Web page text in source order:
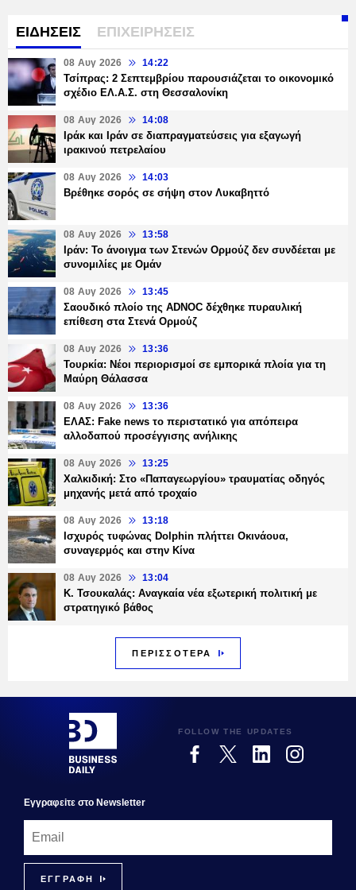
ΕΙΔΗΣΕΙΣ ΕΠΙΧΕΙΡΗΣΕΙΣ
08 Αυγ 2026 14:22
Τσίπρας: 2 Σεπτεμβρίου παρουσιάζεται το οικονομικό
σχέδιο ΕΛ.Α.Σ. στη Θεσσαλονίκη
08 Αυγ 2026 14:08
Ιράκ και Ιράν σε διαπραγματεύσεις για εξαγωγή
ιρακινού πετρελαίου
08 Αυγ 2026 14:03
Βρέθηκε σορός σε σήψη στον Λυκαβηττό
08 Αυγ 2026 13:58
Ιράν: Το άνοιγμα των Στενών Ορμούζ δεν συνδέεται με
συνομιλίες με Ομάν
08 Αυγ 2026 13:45
Σαουδικό πλοίο της ADNOC δέχθηκε πυραυλική
επίθεση στα Στενά Ορμούζ
08 Αυγ 2026 13:36
Τουρκία: Νέοι περιορισμοί σε εμπορικά πλοία για τη
Μαύρη Θάλασσα
08 Αυγ 2026 13:36
ΕΛΑΣ: Fake news το περιστατικό για απόπειρα
αλλοδαπού προσέγγισης ανήλικης
08 Αυγ 2026 13:25
Χαλκιδική: Στο «Παπαγεωργίου» τραυματίας οδηγός
μηχανής μετά από τροχαίο
08 Αυγ 2026 13:18
Ισχυρός τυφώνας Dolphin πλήττει Οκινάουα,
συναγερμός και στην Κίνα
08 Αυγ 2026 13:04
Κ. Τσουκαλάς: Αναγκαία νέα εξωτερική πολιτική με
στρατηγικό βάθος
ΠΕΡΙΣΣΟΤΕΡΑ
FOLLOW THE UPDATES
Εγγραφεiτε στο Newsletter